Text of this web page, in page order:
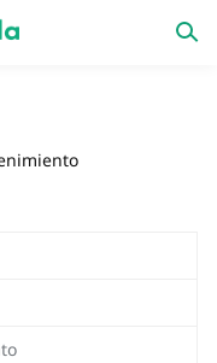
Novedades